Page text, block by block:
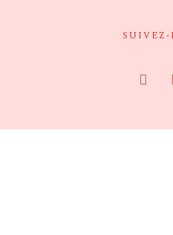
SUIVEZ-